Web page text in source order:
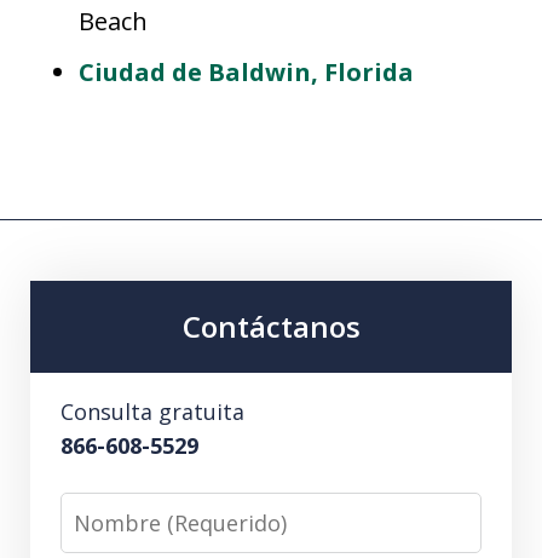
Beach
Ciudad de Baldwin, Florida
Contáctanos
Consulta gratuita
866-608-5529
Nombre
(Requerido)